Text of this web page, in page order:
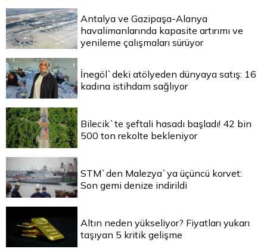
Antalya ve Gazipaşa-Alanya
havalimanlarında kapasite artırımı ve
yenileme çalışmaları sürüyor
İnegöl`deki atölyeden dünyaya satış: 16
kadına istihdam sağlıyor
Bilecik`te şeftali hasadı başladı! 42 bin
500 ton rekolte bekleniyor
STM`den Malezya`ya üçüncü korvet:
Son gemi denize indirildi
Altın neden yükseliyor? Fiyatları yukarı
taşıyan 5 kritik gelişme